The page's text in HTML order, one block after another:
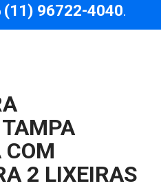
(11) 96722-4040.
COM
2 LIXEIRAS